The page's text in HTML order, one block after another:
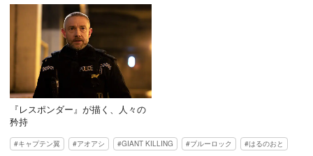
『レスポンダー』が描く、人々の
矜持
キャプテン翼 アオアシ GIANT KILLING ブルーロック はるのおと